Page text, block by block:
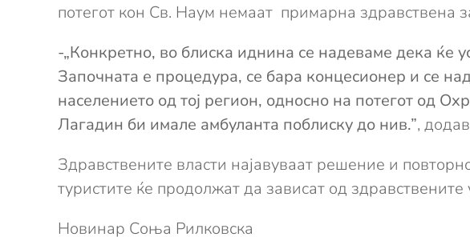
потегот кон Св. Наум немаат примарна здравствена
-„Конкретно, во блиска иднина се надеваме дека ќе
Започната е процедура, се бара концесионер и се
населението од тој регион, односно на потегот од
Лагадин би имале амбуланта поблиску до нив.”,
Здравствените власти најавуваат решение и
туристите ќе продолжат да зависат од здравствените
Новинар Соња Рилковска